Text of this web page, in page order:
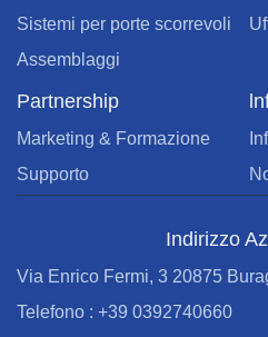
Sistemi per porte scorrevoli
Assemblaggi
Partnership
Marketing & Formazione
Supporto
Indirizzo
Via Enrico Fermi, 3 20875
Telefono : +39 0392740660